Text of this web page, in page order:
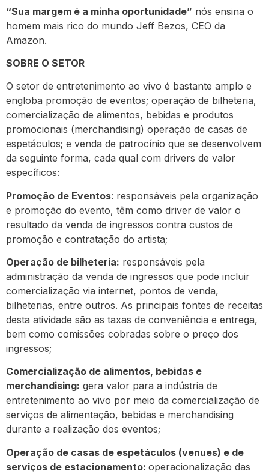
“Sua margem é a minha oportunidade” nós ensina o
homem mais rico do mundo Jeff Bezos, CEO da
Amazon.
SOBRE O SETOR
O setor de entretenimento ao vivo é bastante amplo e
engloba promoção de eventos; operação de bilheteria,
comercialização de alimentos, bebidas e produtos
promocionais (merchandising) operação de casas de
espetáculos; e venda de patrocínio que se desenvolvem
da seguinte forma, cada qual com drivers de valor
específicos:
Promoção de Eventos: responsáveis pela organização
e promoção do evento, têm como driver de valor o
resultado da venda de ingressos contra custos de
promoção e contratação do artista;
Operação de bilheteria: responsáveis pela
administração da venda de ingressos que pode incluir
comercialização via internet, pontos de venda,
bilheterias, entre outros. As principais fontes de receitas
desta atividade são as taxas de conveniência e entrega,
bem como comissões cobradas sobre o preço dos
ingressos;
Comercialização de alimentos, bebidas e
merchandising: gera valor para a indústria de
entretenimento ao vivo por meio da comercialização de
serviços de alimentação, bebidas e merchandising
durante a realização dos eventos;
Operação de casas de espetáculos (venues) e de
serviços de estacionamento: operacionalização das